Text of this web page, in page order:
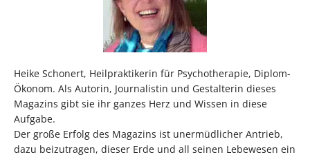
Heike Schonert, Heilpraktikerin für Psychotherapie, Diplom-
Ökonom. Als Autorin, Journalistin und Gestalterin dieses
Magazins gibt sie ihr ganzes Herz und Wissen in diese
Aufgabe.
Der große Erfolg des Magazins ist unermüdlicher Antrieb,
dazu beizutragen, dieser Erde und all seinen Lebewesen ein